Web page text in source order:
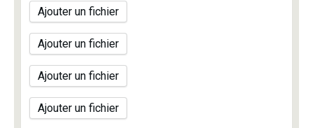
Ajouter un fichier
Ajouter un fichier
Ajouter un fichier
Ajouter un fichier